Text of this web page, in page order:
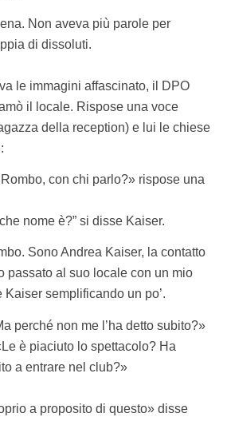
Non aveva più parole per
di dissoluti.
le immagini affascinato, il DPO
il locale. Rispose una voce
della reception) e lui le chiese
con chi parlo?» rispose una
nome è?” si disse Kaiser.
Sono Andrea Kaiser, la contatto
passato al suo locale con un mio
semplificando un po’.
perché non me l’ha detto subito?»
è piaciuto lo spettacolo? Ha
a entrare nel club?»
a proposito di questo» disse